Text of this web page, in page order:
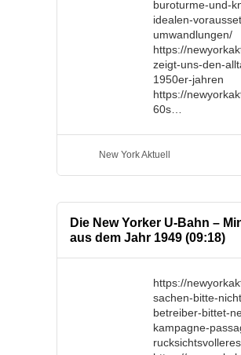
buroturme-und-
idealen-
umwandlungen/
https://
zeigt-uns-den-
1950er-jahren
https://
60s…
New York Aktuell
Die New Yorker U-Bahn –
aus dem Jahr 1949 (09:18)
https://
sachen-bitte-
betreiber-bittet-
kampagne-